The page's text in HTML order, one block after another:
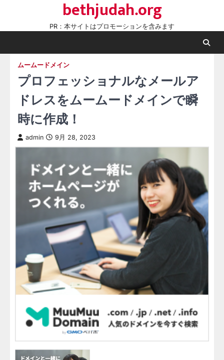
content
bethjudah.org
PR：本サイトはプロモーションを含みます
ムームードメイン
プロフェッショナルなメールア
ドレスをムームードメインで瞬
時に作成！
admin 9月 28, 2023